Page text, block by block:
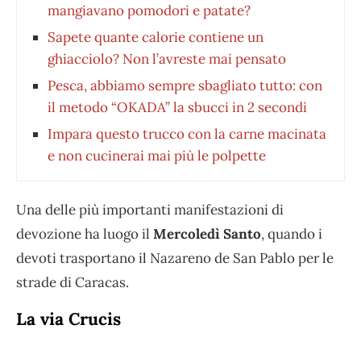
mangiavano pomodori e patate?
Sapete quante calorie contiene un
ghiacciolo? Non l’avreste mai pensato
Pesca, abbiamo sempre sbagliato tutto: con
il metodo “OKADA” la sbucci in 2 secondi
Impara questo trucco con la carne macinata
e non cucinerai mai più le polpette
Una delle più importanti manifestazioni di
devozione ha luogo il Mercoledì Santo, quando i
devoti trasportano il Nazareno de San Pablo per le
strade di Caracas.
La via Crucis